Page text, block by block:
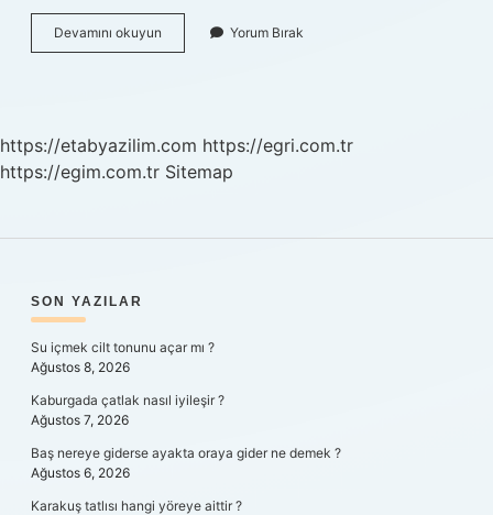
Devamını okuyun
Ana
Yorum Bırak
https://etabyazilim.com https://egri.com.tr
https://egim.com.tr Sitemap
SIDEBAR
SON YAZILAR
Su içmek cilt tonunu açar mı ?
Ağustos 8, 2026
Kaburgada çatlak nasıl iyileşir ?
Ağustos 7, 2026
Baş nereye giderse ayakta oraya gider ne demek ?
Ağustos 6, 2026
Karakuş tatlısı hangi yöreye aittir ?